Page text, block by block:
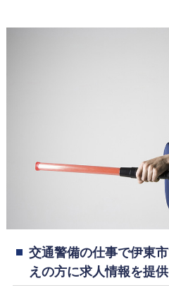
交通警備の仕事で伊東
えの方に求人情報を提